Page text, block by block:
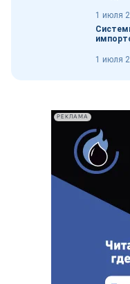
1 июля
1 июля
РЕКЛАМА